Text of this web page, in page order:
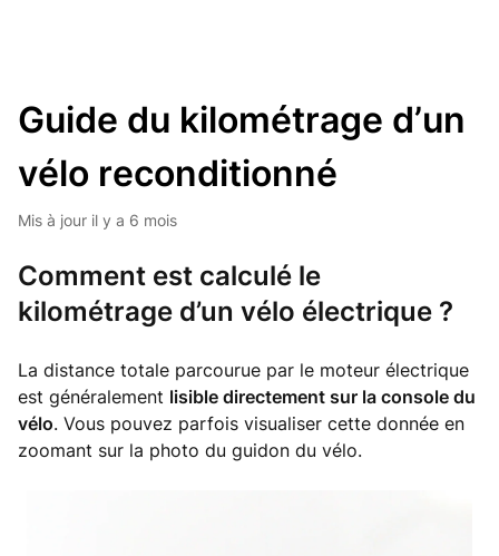
Guide du kilométrage d’un
vélo reconditionné
Mis à jour il y a 6 mois
Comment est calculé le
kilométrage d’un vélo électrique ?
La distance totale parcourue par le moteur électrique
est généralement lisible directement sur la console du
vélo. Vous pouvez parfois visualiser cette donnée en
zoomant sur la photo du guidon du vélo.